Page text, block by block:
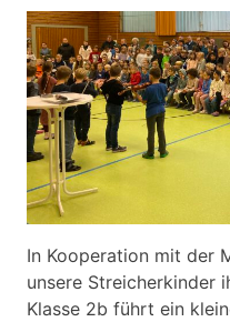
In Kooperation mit der
unsere Streicherkinder
Klasse 2b führt ein